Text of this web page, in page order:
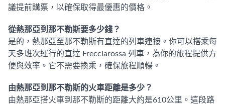
議提前購票，以確保取得最優惠的價格。
從熱那亞到那不勒斯要多少錢？
是的，熱那亞至那不勒斯有直達的列車連接。你可以搭乘每
天多班次運行的直達 Frecciarossa 列車，為你的旅程提供方
便與效率。它不需要換乘，確保旅程順暢。
由熱那亞到那不勒斯的火車距離是多少？
由熱那亞搭火車到那不勒斯的距離大約是610公里。這段路